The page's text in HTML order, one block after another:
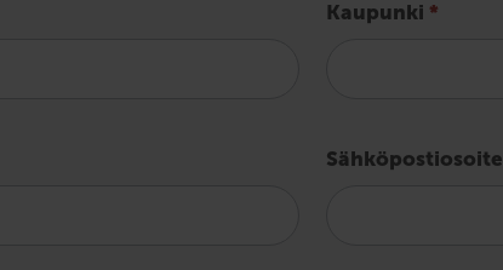
Kaupunki *
Sähköpostiosoite